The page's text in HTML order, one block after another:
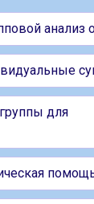
анализ
для